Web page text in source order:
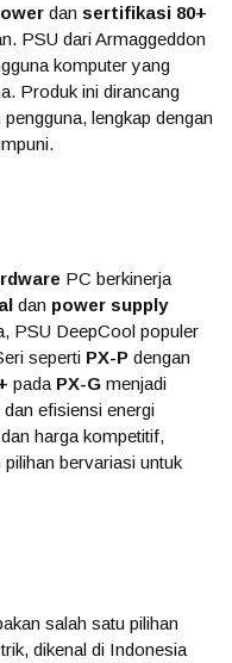
dan sertifikasi 80+
PSU dari Armaggeddon
komputer yang
Produk ini dirancang
lengkap dengan
PC berkinerja
dan power supply
PSU DeepCool populer
seperti PX-P dengan
pada PX-G menjadi
efisiensi energi
harga kompetitif,
bervariasi untuk
salah satu pilihan
dikenal di Indonesia